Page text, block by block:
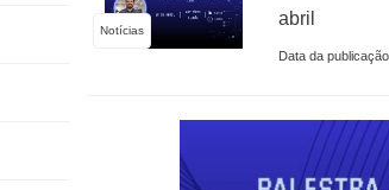
Notícias
abril
Data da